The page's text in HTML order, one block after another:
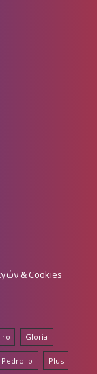
& Cookies
Gloria
Pedrollo Plus